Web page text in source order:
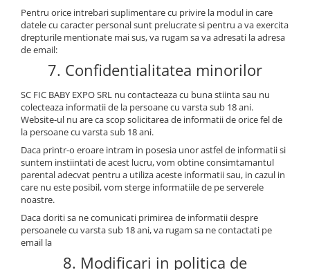
Pentru orice intrebari suplimentare cu privire la modul in care
datele cu caracter personal sunt prelucrate si pentru a va exercita
drepturile mentionate mai sus, va rugam sa va adresati la adresa
de email:
7. Confidentialitatea minorilor
SC FIC BABY EXPO SRL nu contacteaza cu buna stiinta sau nu
colecteaza informatii de la persoane cu varsta sub 18 ani.
Website-ul nu are ca scop solicitarea de informatii de orice fel de
la persoane cu varsta sub 18 ani.
Daca printr-o eroare intram in posesia unor astfel de informatii si
suntem instiintati de acest lucru, vom obtine consimtamantul
parental adecvat pentru a utiliza aceste informatii sau, in cazul in
care nu este posibil, vom sterge informatiile de pe serverele
noastre.
Daca doriti sa ne comunicati primirea de informatii despre
persoanele cu varsta sub 18 ani, va rugam sa ne contactati pe
email la
8. Modificari in politica de